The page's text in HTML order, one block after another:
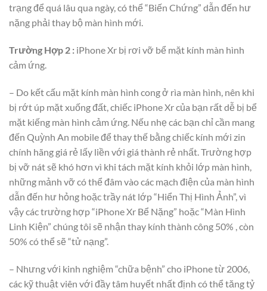
trạng để quá lâu qua ngày, có thể “Biến Chứng” dẫn đến hư
nặng phải thay bộ màn hình mới.
Trường Hợp 2 : iPhone Xr bị rơi vỡ bể mặt kính màn hình
cảm ứng.
– Do kết cấu mặt kính màn hình cong ở rìa màn hình, nên khi
bị rớt úp mặt xuống đất, chiếc iPhone Xr của bạn rất dễ bị bể
mặt kiếng màn hình cảm ứng. Nếu nhẹ các bạn chỉ cần mang
đến Quỳnh An mobile để thay thế bằng chiếc kính mới zin
chính hãng giá rẻ lấy liền với giá thành rẻ nhất. Trường hợp
bị vỡ nát sẽ khó hơn vì khi tách mặt kính khỏi lớp màn hình,
những mảnh vỡ có thể đâm vào các mạch điện của màn hình
dẫn đến hư hỏng hoặc trầy nát lớp “Hiển Thị Hình Ảnh”, vì
vậy các trường hợp “iPhone Xr Bể Nặng” hoặc “Màn Hình
Linh Kiện” chúng tôi sẽ nhận thay kính thành công 50% , còn
50% có thể sẽ “tử nạng”.
– Nhưng với kinh nghiệm “chữa bệnh” cho iPhone từ 2006,
các kỹ thuật viên với đầy tâm huyết nhất định có thể tăng tỷ